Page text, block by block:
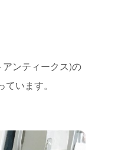
ンティークス)の
います。